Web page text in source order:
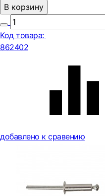
В корзину
Код товара:
862402
добавлено к сравению